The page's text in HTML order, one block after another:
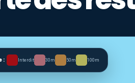
: Interdit 30m 50m 100m